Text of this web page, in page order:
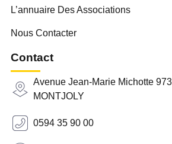
L’annuaire Des Associations
Nous Contacter
Contact
Avenue Jean-Marie Michotte
MONTJOLY
0594 35 90 00